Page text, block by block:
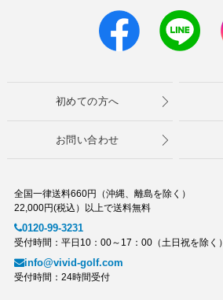
初めての方へ
お問い合わせ
全国一律送料660円（沖縄、離島を除く）
22,000円(税込）以上で送料無料
0120-99-3231
受付時間：平日10：00～17：00（土日祝を除く）
info@vivid-golf.com
受付時間：24時間受付